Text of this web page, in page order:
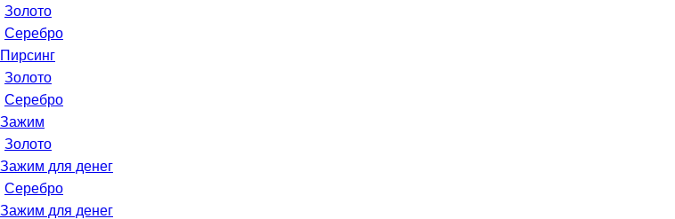
Золото
Серебро
Пирсинг
Золото
Серебро
Зажим
Золото
Зажим для денег
Серебро
Зажим для денег